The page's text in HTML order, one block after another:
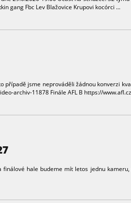
gang Fbc Lev Blažovice Krupovi kocórci ...
jsme neprováděli žádnou konverzi
archiv-11878 Finále AFL B https://
hale budeme mít letos jednu